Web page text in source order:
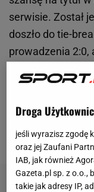
serwisie. Został
doszło do tie-
prowadzenia 2:0,
dwa asy z
winnerem z
Paryżu
Droga
jeśli wyrazisz zgodę
oraz jej Zaufani
IAB, jak również
Gazeta.pl sp. z o.o.,
takie jak adresy IP,